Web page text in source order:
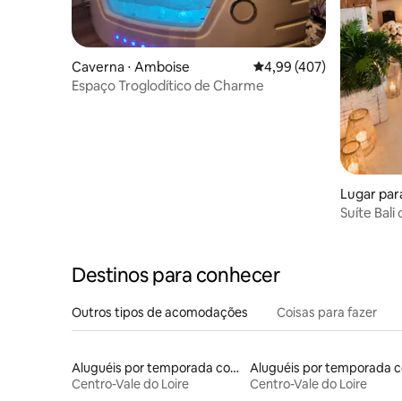
Caverna ⋅ Amboise 4,99 de uma avaliação
4,99 (407)
Espaço Troglodítico de Charme
Lugar
erny
Suíte Bali
Destinos para conhecer
Outros tipos de acomodações Coisas para fazer
Aluguéis por temporada com sauna
Centro-Vale do Loire
Centro-Vale do Loire